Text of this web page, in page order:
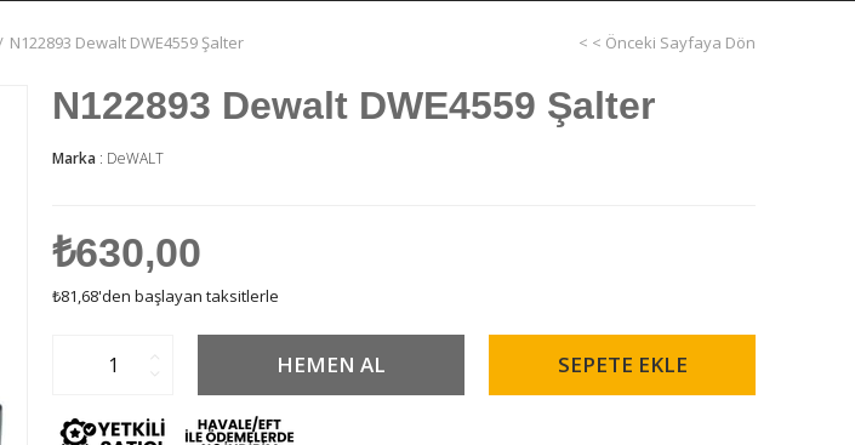
N122893 Dewalt DWE4559 Şalter < < Önceki Sayfaya Dön
N122893 Dewalt DWE4559 Şalter
Marka : DeWALT
₺630,00
₺81,68'den başlayan taksitlerle